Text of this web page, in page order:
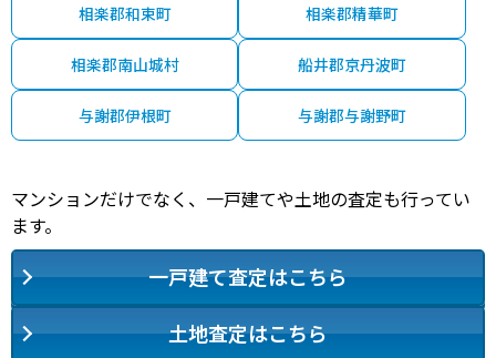
相楽郡和束町 相楽郡精華町
相楽郡南山城村 船井郡京丹波町
与謝郡伊根町 与謝郡与謝野町
マンションだけでなく、一戸建てや土地の査定も行ってい
ます。
一戸建て査定はこちら
土地査定はこちら